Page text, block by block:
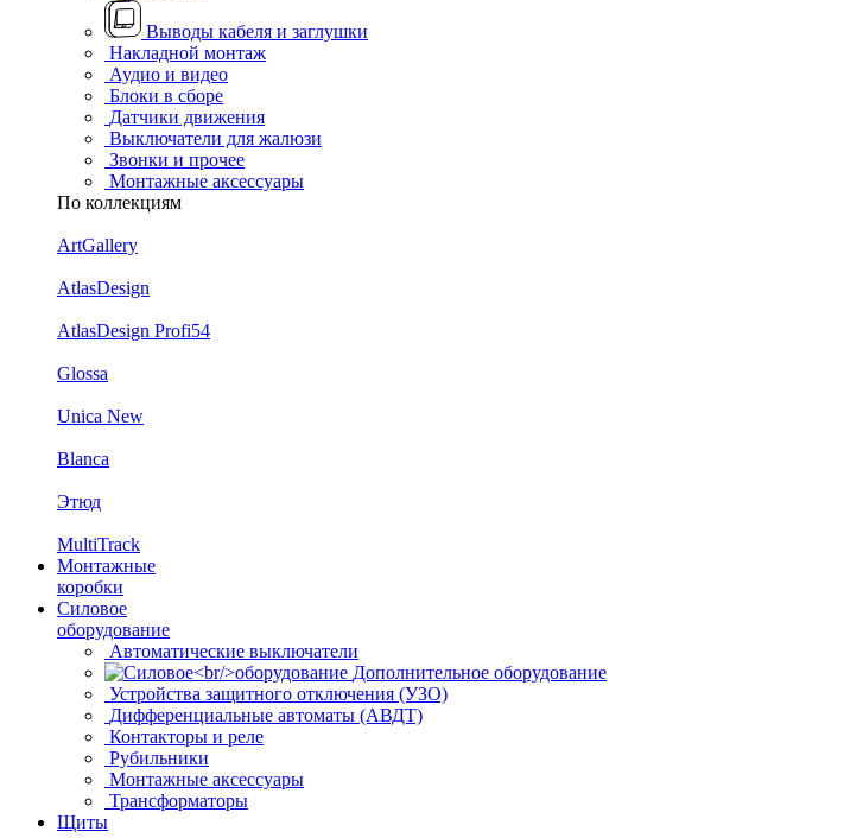
Выводы кабеля и заглушки
Накладной монтаж
Аудио и видео
Блоки в сборе
Датчики движения
Выключатели для жалюзи
Звонки и прочее
Монтажные аксессуары
По коллекциям
ArtGallery
AtlasDesign
AtlasDesign Profi54
Glossa
Unica New
Blanca
Этюд
MultiTrack
Монтажные
коробки
Силовое
оборудование
Автоматические выключатели
Дополнительное оборудование
Устройства защитного отключения (УЗО)
Дифференциальные автоматы (АВДТ)
Контакторы и реле
Рубильники
Монтажные аксессуары
Трансформаторы
Щиты